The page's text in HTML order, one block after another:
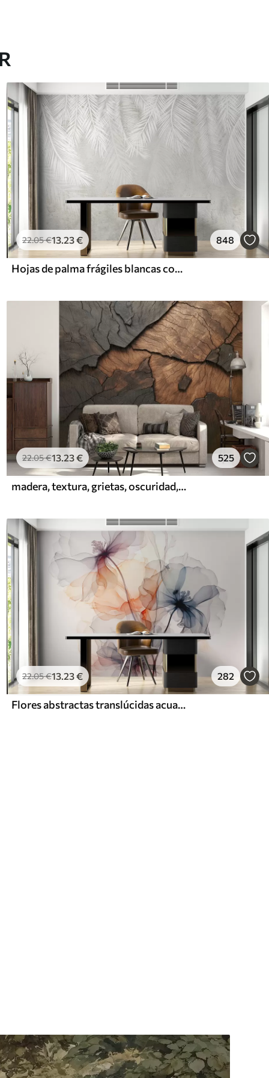
22.05€13.23€ 848
Hojas de palma frágiles blancas con textura grunge
22.05€13.23€ 525
madera, textura, grietas, oscuridad, corteza, superficie
22.05€13.23€ 282
Flores abstractas translúcidas acuarela líquida